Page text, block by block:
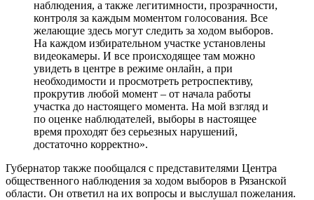
наблюдения, а также легитимности, прозрачности,
контроля за каждым моментом голосования. Все
желающие здесь могут следить за ходом выборов.
На каждом избирательном участке установлены
видеокамеры. И все происходящее там можно
увидеть в центре в режиме онлайн, а при
необходимости и просмотреть ретроспективу,
прокрутив любой момент – от начала работы
участка до настоящего момента. На мой взгляд и
по оценке наблюдателей, выборы в настоящее
время проходят без серьезных нарушений,
достаточно корректно».
Губернатор также пообщался с представителями Центра
общественного наблюдения за ходом выборов в Рязанской
области. Он ответил на их вопросы и выслушал пожелания.